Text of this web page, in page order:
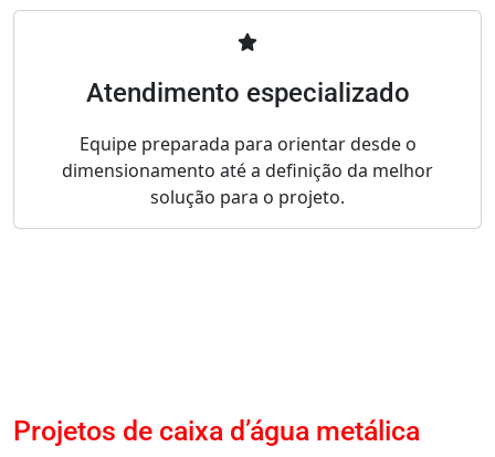
Atendimento especializado
Equipe preparada para orientar desde o
dimensionamento até a definição da melhor
solução para o projeto.
Projetos de caixa d’água metálica